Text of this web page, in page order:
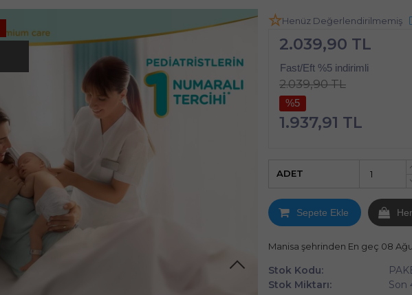
Henüz Değerlendirilmemiş
2.039,90 TL
Fast/Eft %5 indirimli
2.039,90 TL
%5
1.937,91 TL
ADET
Sepete Ekle
Manisa şehrinden En geç 08
Stok Kodu:
Stok Miktarı:
Son